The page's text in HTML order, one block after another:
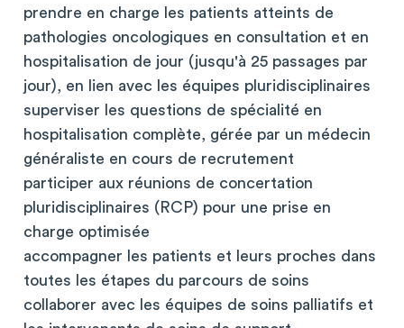
prendre en charge les patients atteints de
pathologies oncologiques en consultation et en
hospitalisation de jour (jusqu'à 25 passages par
jour), en lien avec les équipes pluridisciplinaires
superviser les questions de spécialité en
hospitalisation complète, gérée par un médecin
généraliste en cours de recrutement
participer aux réunions de concertation
pluridisciplinaires (RCP) pour une prise en
charge optimisée
accompagner les patients et leurs proches dans
toutes les étapes du parcours de soins
collaborer avec les équipes de soins palliatifs et